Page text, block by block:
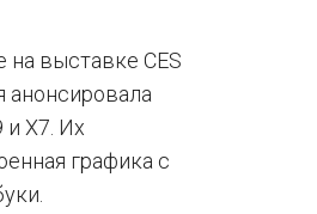
на выставке CES
анонсировала
X7. Их
графика с